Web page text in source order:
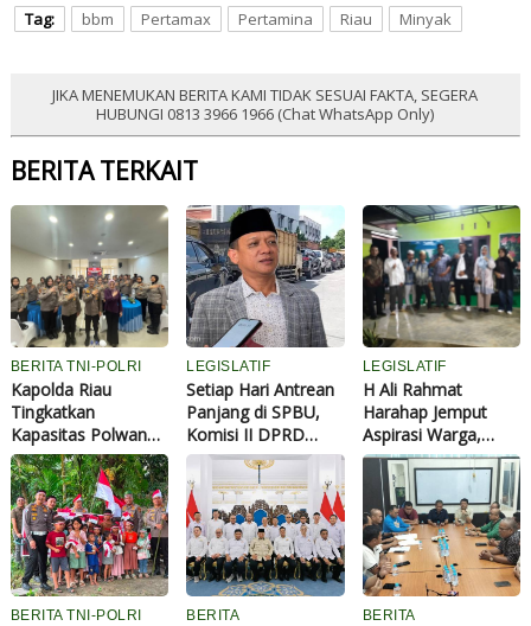
Tag: bbm Pertamax Pertamina Riau Minyak
JIKA MENEMUKAN BERITA KAMI TIDAK SESUAI FAKTA, SEGERA
HUBUNGI 0813 3966 1966 (Chat WhatsApp Only)
BERITA TERKAIT
BERITA TNI-POLRI
Kapolda Riau
Tingkatkan
Kapasitas Polwan
Lewat Pelatihan
Public Speaking, 70
Personel Dibekali
Kemampuan
Komunikasi
Profesional
LEGISLATIF
Setiap Hari Antrean
Panjang di SPBU,
Komisi II DPRD
Pekanbaru
Pertanyakan Solusi
dari Pertamina
LEGISLATIF
H Ali Rahmat
Harahap Jemput
Aspirasi Warga,
Berbagai Keluhan
Kampung
Mengemuka Saat
Reses
BERITA TNI-POLRI BERITA BERITA